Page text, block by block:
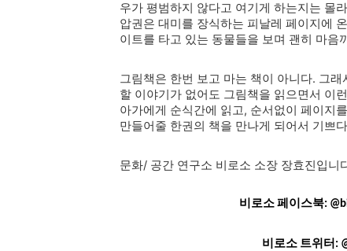
우가 평범하지 않다고 여기게 하는지는 몰
압권은 대미를 장식하는 피날레 페이지에
이트를 타고 있는 동물들을 보며 괜히 마음
그림책은 한번 보고 마는 책이 아니다. 그
할 이야기가 없어도 그림책을 읽으면서 이
아가에게 순식간에 읽고, 순서없이 페이지
만들어줄 한권의 책을 만나게 되어서 기쁘
문화/ 공간 연구소 비로소 소장 장효진입니
비로소 페이스북:
비로소 트위터: